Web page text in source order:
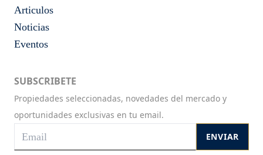
Articulos
Noticias
Eventos
SUBSCRIBETE
Propiedades seleccionadas, novedades del mercado y
oportunidades exclusivas en tu email.
ENVIAR